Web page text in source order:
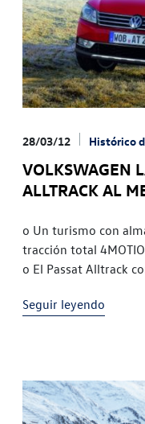
28/03/12 Histórico
VOLKSWAGEN
ALLTRACK AL
o Un turismo con
tracción total
o El Passat Alltrack
Seguir leyendo